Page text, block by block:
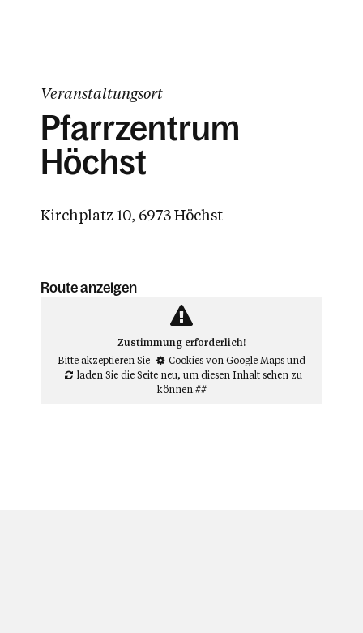
Veranstaltungsort
Pfarrzentrum
Höchst
Kirchplatz 10, 6973 Höchst
Route anzeigen
Zustimmung erforderlich!
Bitte akzeptieren Sie
Cookies von Google Mapsund
laden Sie die Seite neu, um diesen Inhalt sehen zu
können.##